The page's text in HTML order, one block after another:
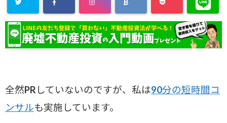
全然PRしていないのですが、 私は90分の短時間コ
ンサルも実施しています。